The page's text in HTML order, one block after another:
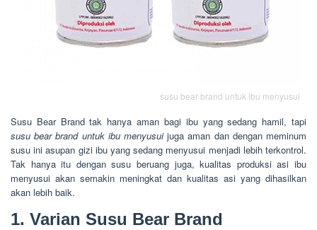
susu bear brand untuk ibu menyusui
Susu Bear Brand tak hanya aman bagi ibu yang sedang hamil, tapi
susu bear brand untuk ibu menyusuijuga aman dan dengan meminum
susu ini asupan gizi ibu yang sedang menyusui menjadi lebih terkontrol.
Tak hanya itu dengan susu beruang juga, kualitas produksi asi ibu
menyusui akan semakin meningkat dan kualitas asi yang dihasilkan
akan lebih baik.
1. Varian Susu Bear Brand